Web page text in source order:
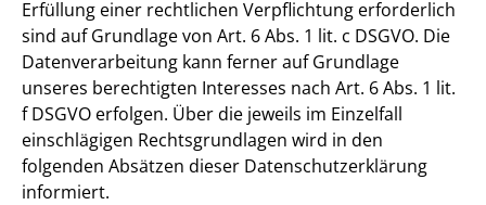
Erfüllung einer rechtlichen Verpflichtung erforderlich
sind auf Grundlage von Art. 6 Abs. 1 lit. c DSGVO. Die
Datenverarbeitung kann ferner auf Grundlage
unseres berechtigten Interesses nach Art. 6 Abs. 1 lit.
f DSGVO erfolgen. Über die jeweils im Einzelfall
einschlägigen Rechtsgrundlagen wird in den
folgenden Absätzen dieser Datenschutzerklärung
informiert.